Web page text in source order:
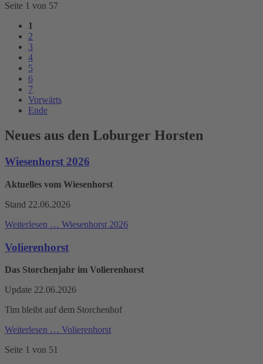
Seite 1 von 57
1
2
3
4
5
6
7
Vorwärts
Ende
Neues aus den Loburger Horsten
Wiesenhorst 2026
Aktuelles vom Wiesenhorst
Stand 22.06.2026
Weiterlesen … Wiesenhorst 2026
Volierenhorst
Das Storchenjahr im Volierenhorst
Update 22.06.2026
Tim bleibt auf dem Storchenhof
Weiterlesen … Volierenhorst
Seite 1 von 51